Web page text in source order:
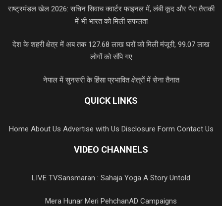
राष्ट्रमंडल खेल 2026: सचिन सिवाच क्वार्टर फाइनल में, लंबी कूद और पैरा तैराकी
में भी भारत को मिली सफलता
देश के शहरी क्षेत्र में अब तक 127.68 लाख घरों को मिली मंजूरी, 99.07 लाख
लोगों को सौंपे गए
नेपाल में सुनसरी के हिंसा प्रभावित क्षेत्रों में सेना तैनात
QUICK LINKS
Home About Us Advertise with Us Disclosure Form Contact Us
VIDEO CHANNELS
LIVE TVSansmaran : Sahaja Yoga A Story Untold
Mera Hunar Meri PehchanAD Campaigns